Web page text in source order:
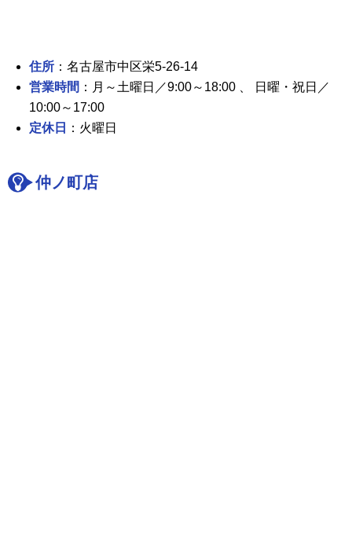
住所 ：名古屋市中区栄5-26-14
営業時間 ：月～土曜日／9:00～18:00 、 日曜・祝日／
10:00～17:00
定休日
：火曜日
仲ノ町店